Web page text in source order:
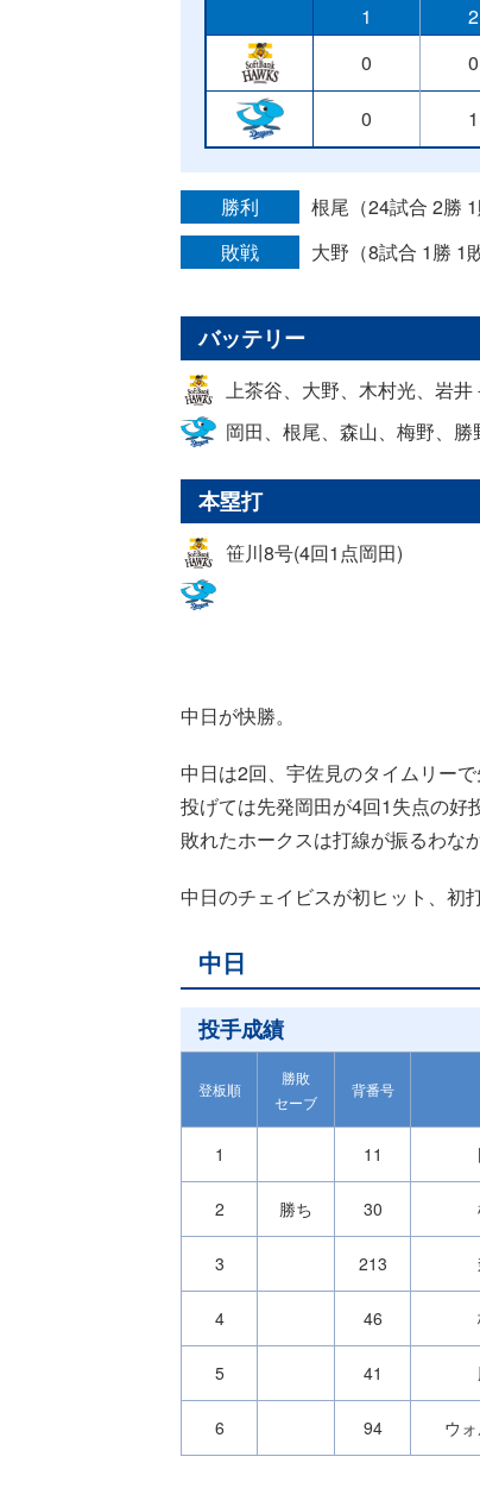
1 2
0
0
0 1
勝利
根尾（24試合 2勝 1
敗戦
大野（8試合 1勝 1
バッテリー
上茶谷、大野、木村光、岩井
岡田、根尾、森山、梅野、
本塁打
笹川8号(4回1点岡田)
中日が快勝。
中日は2回、宇佐見のタイムリー
投げては先発岡田が4回1失点の好
敗れたホークスは打線が振るわなか
中日のチェイビスが初ヒット、初
中日
投手成績
登板順
勝敗
セーブ
背番号
1 11
2 勝ち 30
3 213
4 46
5 41
6 94 ウ